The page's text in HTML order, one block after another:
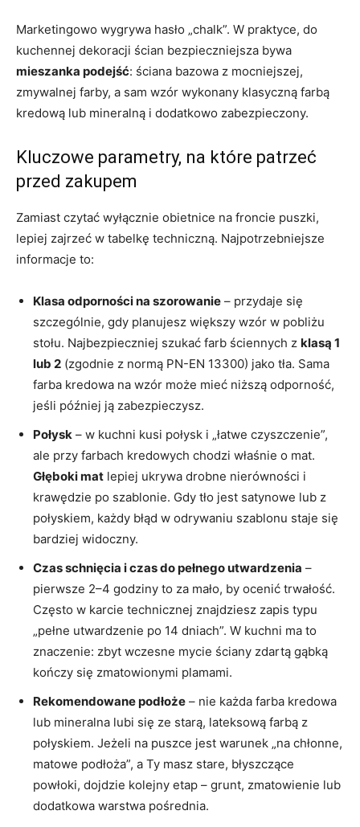
Marketingowo wygrywa hasło „chalk”. W praktyce, do
kuchennej dekoracji ścian bezpieczniejsza bywa
mieszanka podejść: ściana bazowa z mocniejszej,
zmywalnej farby, a sam wzór wykonany klasyczną farbą
kredową lub mineralną i dodatkowo zabezpieczony.
Kluczowe parametry, na które patrzeć
przed zakupem
Zamiast czytać wyłącznie obietnice na froncie puszki,
lepiej zajrzeć w tabelkę techniczną. Najpotrzebniejsze
informacje to:
Klasa odporności na szorowanie – przydaje się
szczególnie, gdy planujesz większy wzór w pobliżu
stołu. Najbezpieczniej szukać farb ściennych z klasą 1
lub 2 (zgodnie z normą PN-EN 13300) jako tła. Sama
farba kredowa na wzór może mieć niższą odporność,
jeśli później ją zabezpieczysz.
Połysk – w kuchni kusi połysk i „łatwe czyszczenie”,
ale przy farbach kredowych chodzi właśnie o mat.
Głęboki mat lepiej ukrywa drobne nierówności i
krawędzie po szablonie. Gdy tło jest satynowe lub z
połyskiem, każdy błąd w odrywaniu szablonu staje się
bardziej widoczny.
Czas schnięcia i czas do pełnego utwardzenia –
pierwsze 2–4 godziny to za mało, by ocenić trwałość.
Często w karcie technicznej znajdziesz zapis typu
„pełne utwardzenie po 14 dniach”. W kuchni ma to
znaczenie: zbyt wczesne mycie ściany zdartą gąbką
kończy się zmatowionymi plamami.
Rekomendowane podłoże – nie każda farba kredowa
lub mineralna lubi się ze starą, lateksową farbą z
połyskiem. Jeżeli na puszce jest warunek „na chłonne,
matowe podłoża”, a Ty masz stare, błyszczące
powłoki, dojdzie kolejny etap – grunt, zmatowienie lub
dodatkowa warstwa pośrednia.